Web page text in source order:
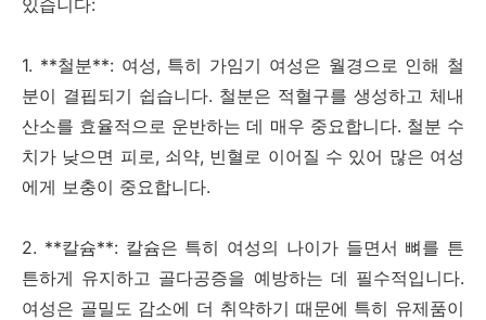
1. **철분**: 여성, 특히 가임기 여성은 월경으로 인해 철
분이 결핍되기 쉽습니다. 철분은 적혈구를 생성하고 체내
산소를 효율적으로 운반하는 데 매우 중요합니다. 철분 수
치가 낮으면 피로, 쇠약, 빈혈로 이어질 수 있어 많은 여성
에게 보충이 중요합니다.
2. **칼슘**: 칼슘은 특히 여성의 나이가 들면서 뼈를 튼
튼하게 유지하고 골다공증을 예방하는 데 필수적입니다.
여성은 골밀도 감소에 더 취약하기 때문에 특히 유제품이